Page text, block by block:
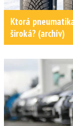
Ktorá
široká? (archív)